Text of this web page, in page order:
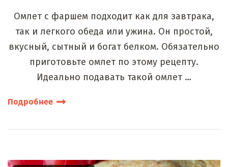
Омлет с фаршем подходит как для завтрака,
так и легкого обеда или ужина. Он простой,
вкусный, сытный и богат белком. Обязательно
приготовьте омлет по этому рецепту.
Идеально подавать такой омлет …
Подробнее